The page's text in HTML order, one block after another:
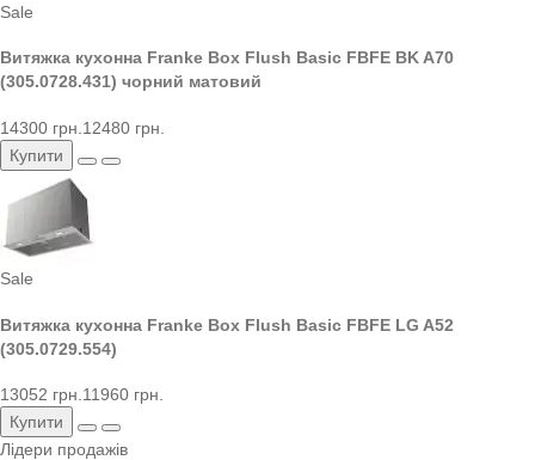
Sale
Витяжка кухонна Franke Box Flush Basic FBFE BK A70
(305.0728.431) чорний матовий
14300 грн. 12480 грн.
Купити
Sale
Витяжка кухонна Franke Box Flush Basic FBFE LG A52
(305.0729.554)
13052 грн.11960 грн.
Купити
Лідери продажів